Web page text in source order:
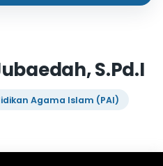
S.Pd.I
Agama Islam (PAI)